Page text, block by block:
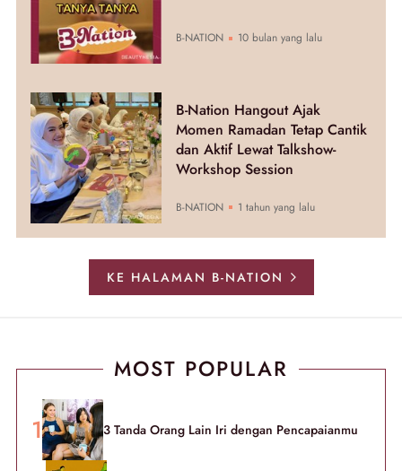
B-NATION 10 bulan yang lalu
B-Nation Hangout Ajak
Momen Ramadan Tetap Cantik
dan Aktif Lewat Talkshow-
Workshop Session
B-NATION 1 tahun yang lalu
KE HALAMAN B-NATION
MOST POPULAR
3 Tanda Orang Lain Iri dengan Pencapaianmu